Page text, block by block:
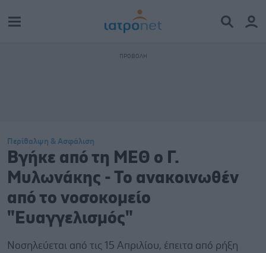
Περίθαλψη & Ασφάλιση
Βγήκε από τη ΜΕΘ ο Γ.
Μυλωνάκης - Το ανακοινωθέν
από το νοσοκομείο
"Ευαγγελισμός"
Νοσηλεύεται από τις 15 Απριλίου, έπειτα από ρήξη